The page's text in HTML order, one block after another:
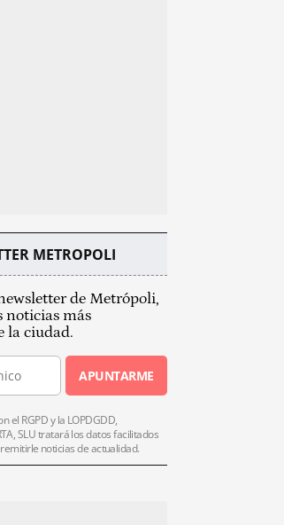
METROPOLI
de Metrópoli,
noticias más
la ciudad.
APUNTARME
el RGPD y la LOPDGDD,
SLU tratará los datos facilitados
noticias de actualidad.